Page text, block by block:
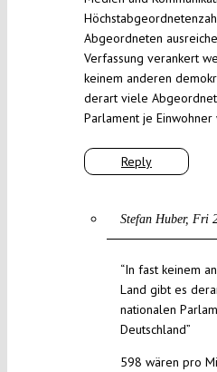
Reply
Abgeordneten
Verfassung verankert
keinem anderen
derart viele
Parlament je Einwohner
Stefan Huber Fri
“In fast keinem
Land gibt es
nationalen
Deutschland”
598 wären pro